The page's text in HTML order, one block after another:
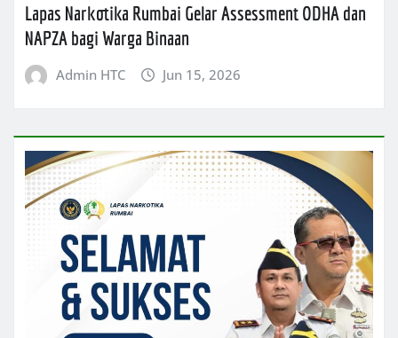
Lapas Narkotika Rumbai Gelar Assessment ODHA dan
NAPZA bagi Warga Binaan
Admin HTC Jun 15, 2026